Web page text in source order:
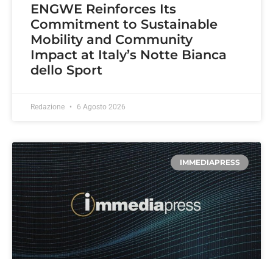
ENGWE Reinforces Its
Commitment to Sustainable
Mobility and Community
Impact at Italy’s Notte Bianca
dello Sport
Redazione 6 Agosto 2026
IMMEDIAPRESS